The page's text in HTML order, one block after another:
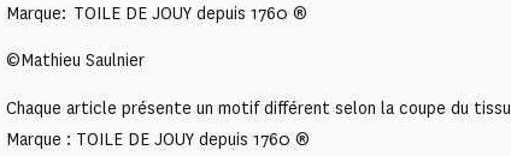
Marque: TOILE DE JOUY depuis 1760 ®
©Mathieu Saulnier
Chaque article présente un motif différent selon la coupe du tissu
Marque : TOILE DE JOUY depuis 1760 ®